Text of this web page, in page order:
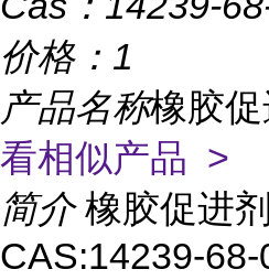
价格： 1
产品名称橡胶
看相似产品 >
简介 橡胶促进
CAS:14239-68-